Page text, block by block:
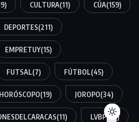
CULTURA(11) CÚA(159)
DEPORTES(211)
EMPRETUY(15)
FUTSAL(7) FÚTBOL(45)
HORÓSCOPO(19) JOROPO(34)
(11) LVBP(34)